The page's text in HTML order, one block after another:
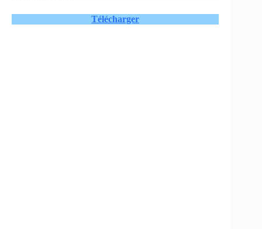
Télécharger